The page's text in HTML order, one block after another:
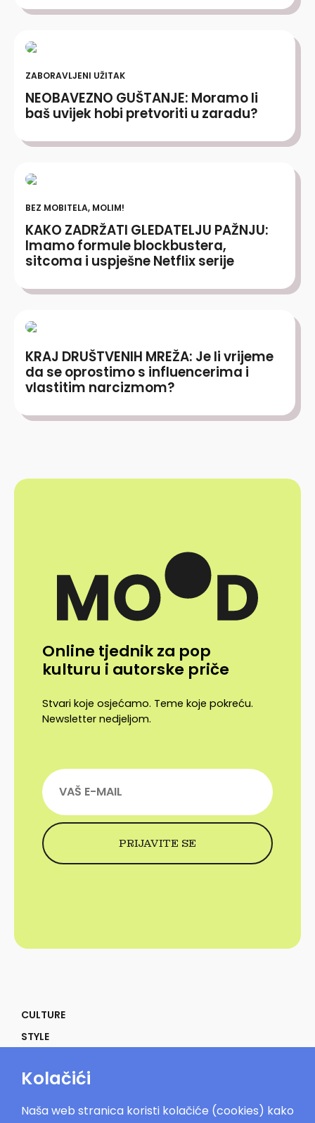
ZABORAVLJENI UŽITAK
NEOBAVEZNO GUŠTANJE: Moramo li
baš uvijek hobi pretvoriti u zaradu?
BEZ MOBITELA, MOLIM!
KAKO ZADRŽATI GLEDATELJU PAŽNJU:
Imamo formule blockbustera,
sitcoma i uspješne Netflix serije
KRAJ DRUŠTVENIH MREŽA: Je li vrijeme
da se oprostimo s influencerima i
vlastitim narcizmom?
Online tjednik za pop
kulturu i autorske priče
Stvari koje osjećamo. Teme koje pokreću.
Newsletter nedjeljom.
CULTURE
STYLE
POWER
Kolačići
Naša web stranica koristi kolačiće (cookies) kako